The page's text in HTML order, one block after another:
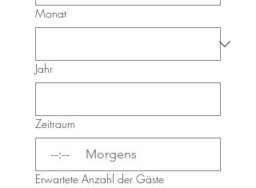
Monat
Jahr
Zeitraum
:
Morgens
Erwartete Anzahl der Gäste